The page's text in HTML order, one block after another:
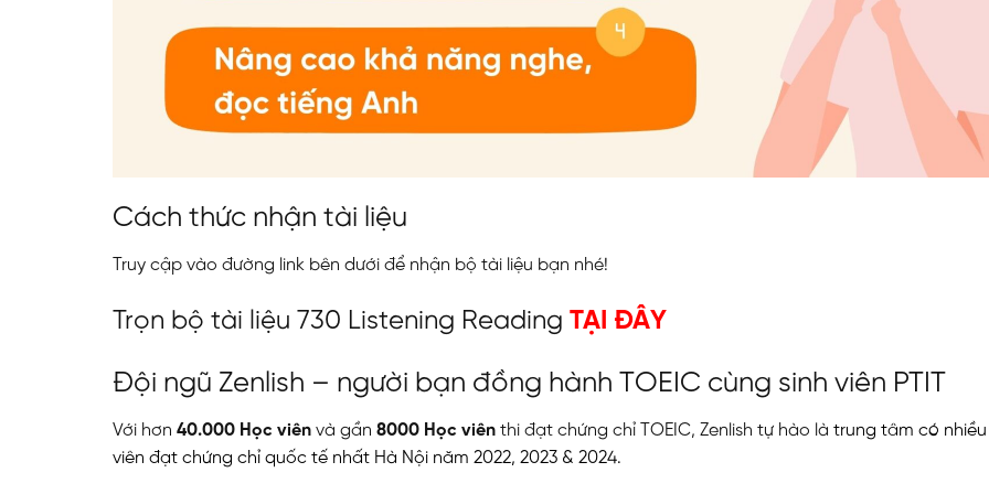
Cách thức nhận tài liệu
Truy cập vào đường link bên dưới để nhận bộ tài liệu bạn nhé!
Trọn bộ tài liệu 730 Listening Reading TẠI ĐÂY
Đội ngũ Zenlish – người bạn đồng hành TOEIC cùng sinh viên PTIT
Với hơn 40.000 Học viên và gần 8000 Học viên thi đạt chứng chỉ TOEIC, Zenlish tự hào là trung tâm có
viên đạt chứng chỉ quốc tế nhất Hà Nội năm 2022, 2023 & 2024.